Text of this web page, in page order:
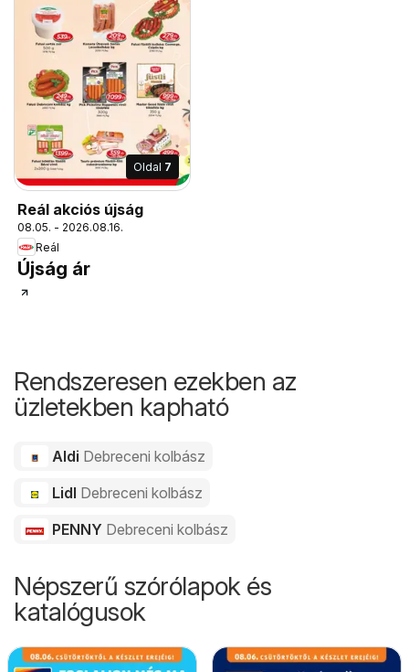
Oldal 7
Reál akciós újság
08.05. - 2026.08.16.
Reál
Újság ár
Rendszeresen ezekben az
üzletekben kapható
Aldi Debreceni kolbász
Lidl Debreceni kolbász
PENNY Debreceni kolbász
Népszerű szórólapok és
katalógusok